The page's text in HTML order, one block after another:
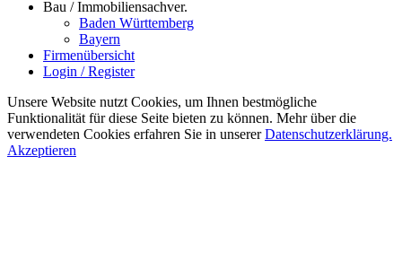
Bau / Immobiliensachver.
Baden Württemberg
Bayern
Firmenübersicht
Login / Register
Unsere Website nutzt Cookies, um Ihnen bestmögliche
Funktionalität für diese Seite bieten zu können. Mehr über die
verwendeten Cookies erfahren Sie in unsererDatenschutzerklärung.
Akzeptieren